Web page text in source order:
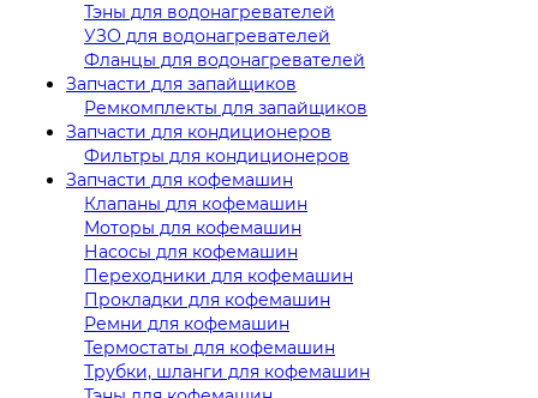
Тэны для водонагревателей
УЗО для водонагревателей
Фланцы для водонагревателей
Запчасти для запайщиков
Ремкомплекты для запайщиков
Запчасти для кондиционеров
Фильтры для кондиционеров
Запчасти для кофемашин
Клапаны для кофемашин
Моторы для кофемашин
Насосы для кофемашин
Переходники для кофемашин
Прокладки для кофемашин
Ремни для кофемашин
Термостаты для кофемашин
Трубки, шланги для кофемашин